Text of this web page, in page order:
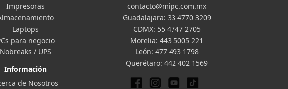
Impresoras
Laptops
para negocio
Nobreaks / UPS
Información
de Nosotros
contacto@mipc.com.mx
Guadalajara: 33 4770 3209
CDMX: 55 4747 2705
Morelia: 443 5005 221
León: 477 493 1798
Querétaro: 442 402 1569